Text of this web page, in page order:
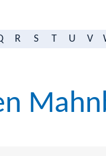
R S T U V